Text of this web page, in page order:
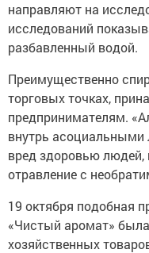
направляют на
исследований
разбавленный водой.
Преимущественно
торговых точках,
предпринимателям.
внутрь асоциальными
вред здоровью людей,
отравление с
19 октября подобная
«Чистый аромат»
хозяйственных